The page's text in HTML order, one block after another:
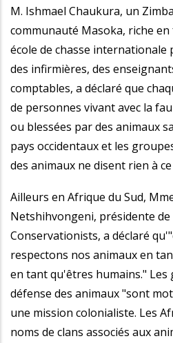
M. Ishmael Chaukura, un
communauté Masoka, riche
école de chasse internationale
des infirmières, des
comptables, a déclaré que
de personnes vivant avec la
ou blessées par des animaux
pays occidentaux et les
des animaux ne disent rien à
Ailleurs en Afrique du Sud,
Netshihvongeni, présidente
Conservationists, a déclaré
respectons nos animaux en
en tant qu'êtres humains." Les
défense des animaux "sont
une mission colonialiste. Les
noms de clans associés aux